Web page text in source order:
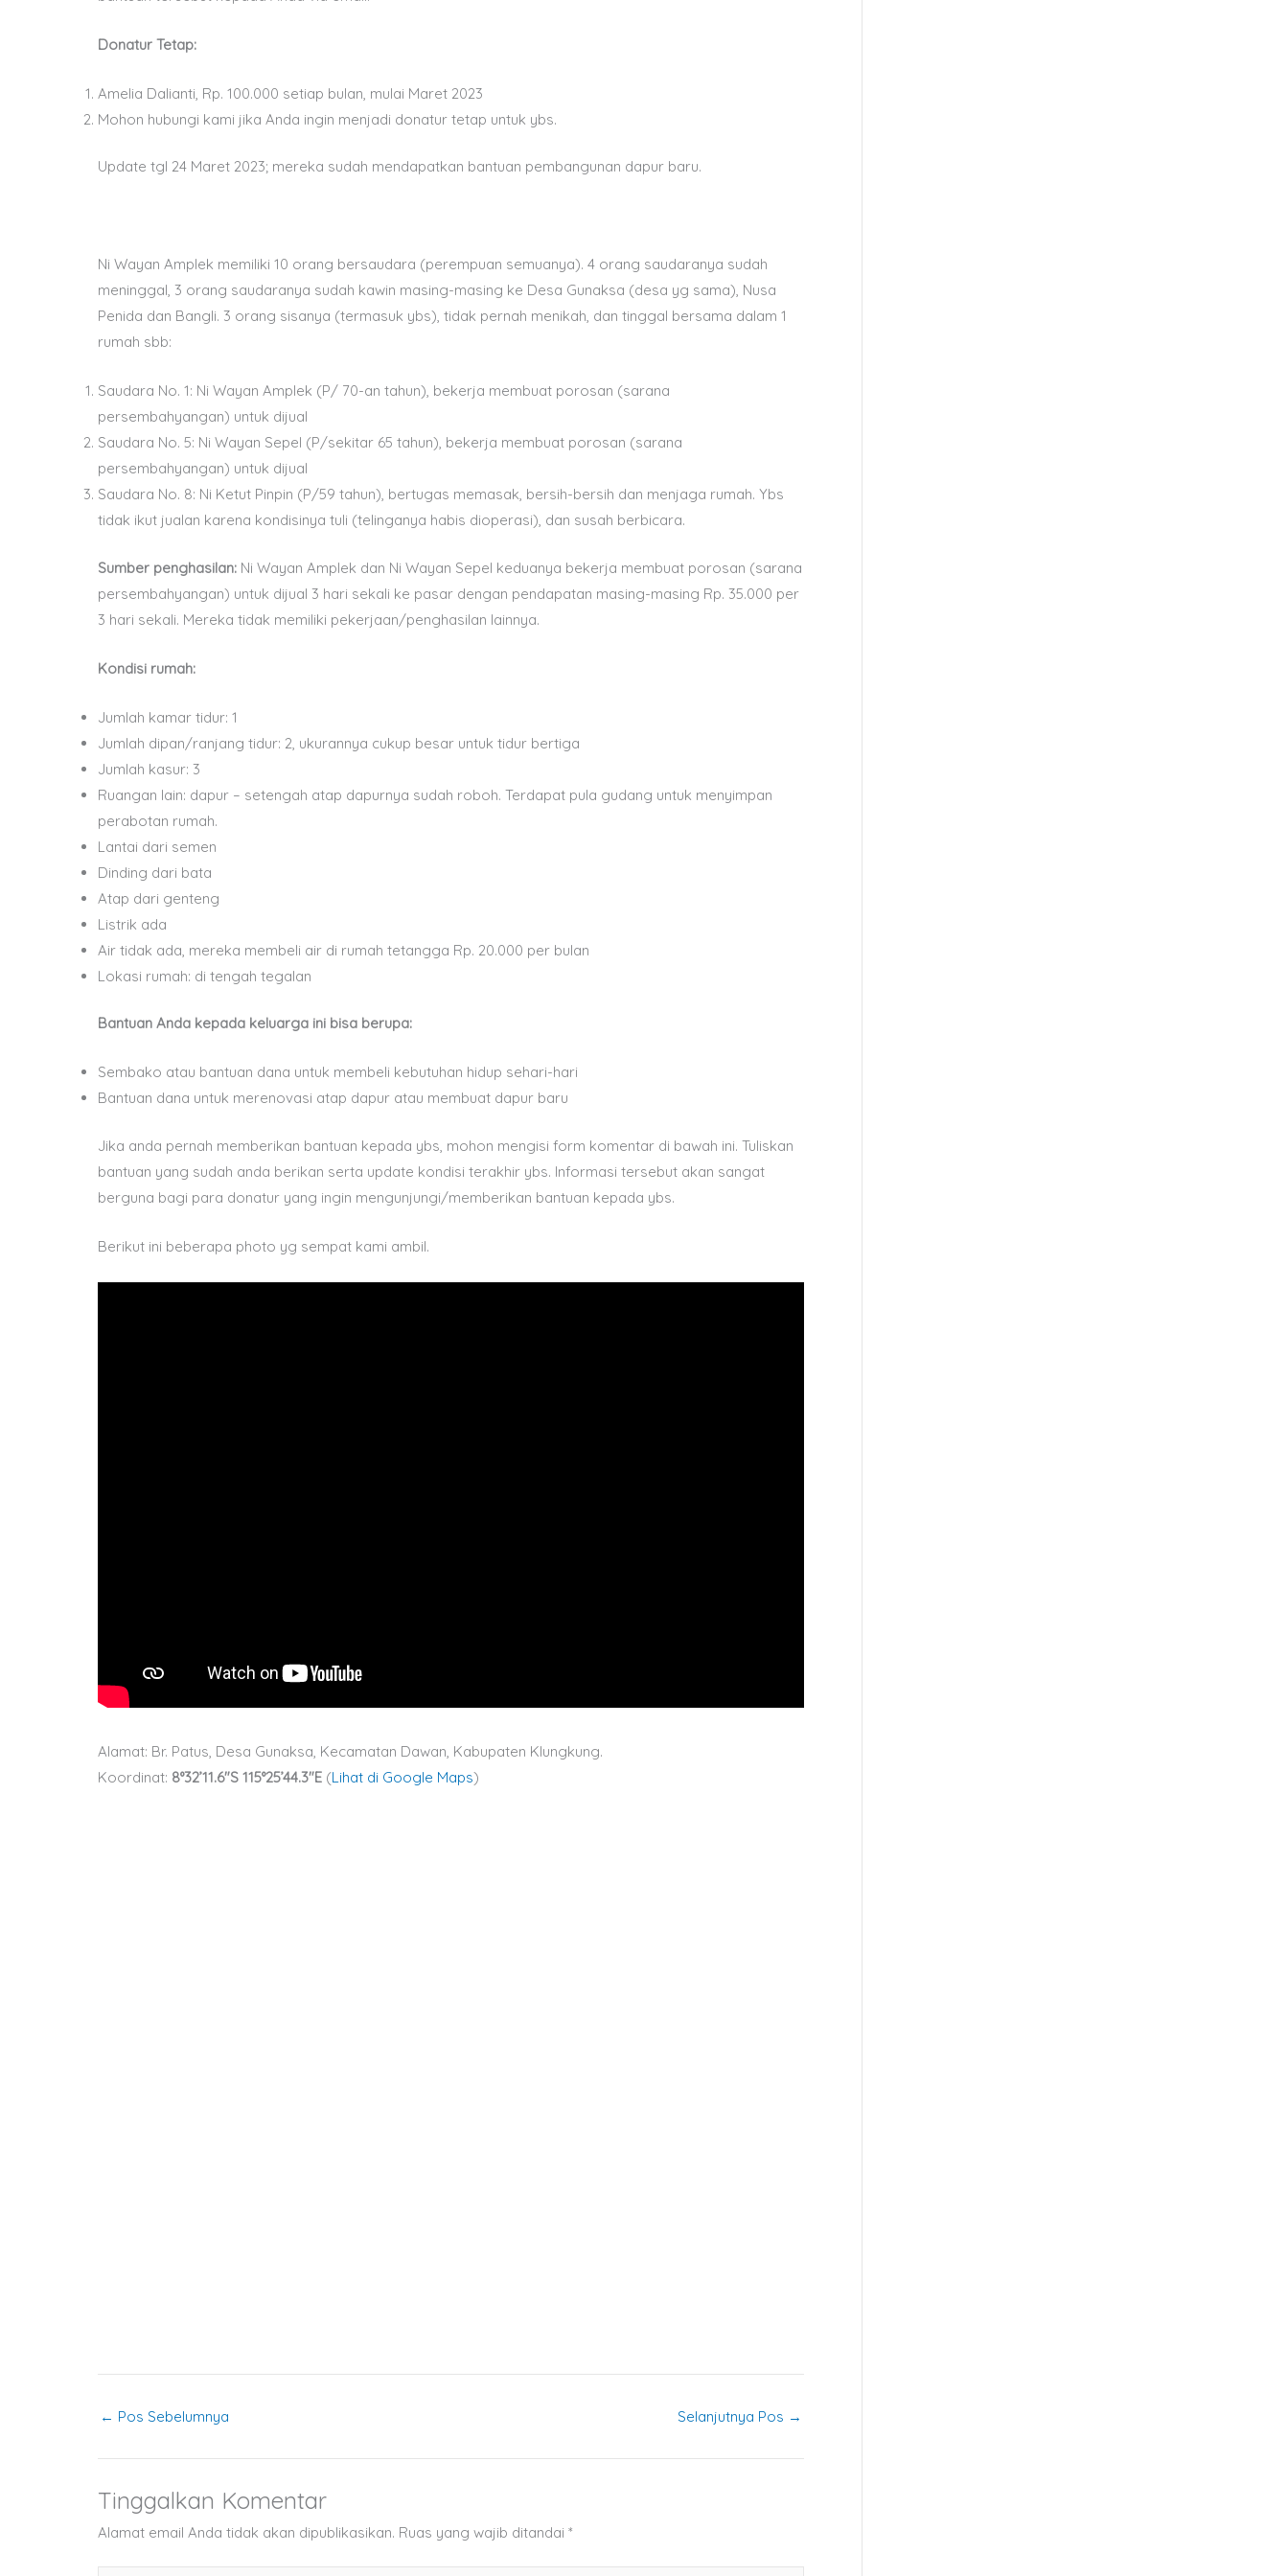
Donatur Tetap:
Amelia Dalianti, Rp. 100.000 setiap bulan, mulai Maret 2023
Mohon hubungi kami jika Anda ingin menjadi donatur tetap untuk ybs.
Update tgl 24 Maret 2023; mereka sudah mendapatkan bantuan pembangunan dapur baru.
Ni Wayan Amplek memiliki 10 orang bersaudara (perempuan semuanya). 4 orang saudaranya sudah
meninggal, 3 orang saudaranya sudah kawin masing-masing ke Desa Gunaksa (desa yg sama), Nusa
Penida dan Bangli. 3 orang sisanya (termasuk ybs), tidak pernah menikah, dan tinggal bersama dalam 1
rumah sbb:
Saudara No. 1: Ni Wayan Amplek (P/ 70-an tahun), bekerja membuat porosan (sarana
persembahyangan) untuk dijual
Saudara No. 5: Ni Wayan Sepel (P/sekitar 65 tahun), bekerja membuat porosan (sarana
persembahyangan) untuk dijual
Saudara No. 8: Ni Ketut Pinpin (P/59 tahun), bertugas memasak, bersih-bersih dan menjaga rumah. Ybs
tidak ikut jualan karena kondisinya tuli (telinganya habis dioperasi), dan susah berbicara.
Sumber penghasilan: Ni Wayan Amplek dan Ni Wayan Sepel keduanya bekerja membuat porosan (sarana
persembahyangan) untuk dijual 3 hari sekali ke pasar dengan pendapatan masing-masing Rp. 35.000 per
3 hari sekali. Mereka tidak memiliki pekerjaan/penghasilan lainnya.
Kondisi rumah:
Jumlah kamar tidur: 1
Jumlah dipan/ranjang tidur: 2, ukurannya cukup besar untuk tidur bertiga
Jumlah kasur: 3
Ruangan lain: dapur – setengah atap dapurnya sudah roboh. Terdapat pula gudang untuk menyimpan
perabotan rumah.
Lantai dari semen
Dinding dari bata
Atap dari genteng
Listrik ada
Air tidak ada, mereka membeli air di rumah tetangga Rp. 20.000 per bulan
Lokasi rumah: di tengah tegalan
Bantuan Anda kepada keluarga ini bisa berupa:
Sembako atau bantuan dana untuk membeli kebutuhan hidup sehari-hari
Bantuan dana untuk merenovasi atap dapur atau membuat dapur baru
Jika anda pernah memberikan bantuan kepada ybs, mohon mengisi form komentar di bawah ini. Tuliskan
bantuan yang sudah anda berikan serta update kondisi terakhir ybs. Informasi tersebut akan sangat
berguna bagi para donatur yang ingin mengunjungi/memberikan bantuan kepada ybs.
Berikut ini beberapa photo yg sempat kami ambil.
Alamat: Br. Patus, Desa Gunaksa, Kecamatan Dawan, Kabupaten Klungkung.
Koordinat: 8°32’11.6″S 115°25’44.3″E (Lihat di Google Maps)
← Pos Sebelumnya Selanjutnya Pos →
Tinggalkan Komentar
Alamat email Anda tidak akan dipublikasikan. Ruas yang wajib ditandai *